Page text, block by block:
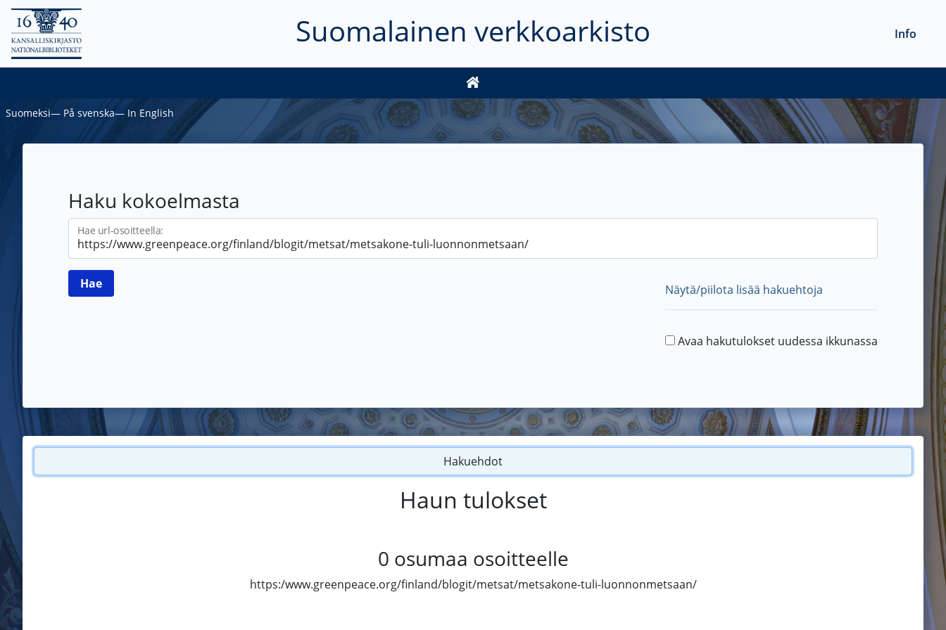
Suomalainen verkkoarkisto Info
Suomeksi― På svenska― In English
Haku kokoelmasta
Hae url-osoitteella:
Näytä/piilota lisää hakuehtoja
Avaa hakutulokset uudessa ikkunassa
Hakuehdot
Haun tulokset
0 osumaa osoitteelle
https:/www.greenpeace.org/finland/blogit/metsat/metsakone-tuli-luonnonmetsaan/